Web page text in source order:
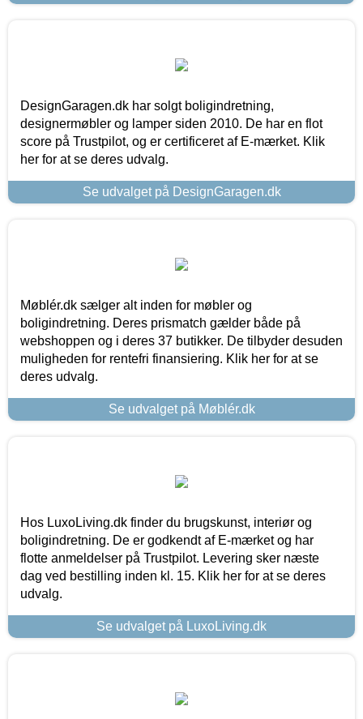
DesignGaragen.dk har solgt boligindretning,
designermøbler og lamper siden 2010. De har en flot
score på Trustpilot, og er certificeret af E-mærket. Klik
her for at se deres udvalg.
Se udvalget på DesignGaragen.dk
Møblér.dk sælger alt inden for møbler og
boligindretning. Deres prismatch gælder både på
webshoppen og i deres 37 butikker. De tilbyder desuden
muligheden for rentefri finansiering. Klik her for at se
deres udvalg.
Se udvalget på Møblér.dk
Hos LuxoLiving.dk finder du brugskunst, interiør og
boligindretning. De er godkendt af E-mærket og har
flotte anmeldelser på Trustpilot. Levering sker næste
dag ved bestilling inden kl. 15. Klik her for at se deres
udvalg.
Se udvalget på LuxoLiving.dk